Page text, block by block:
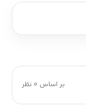
بر اساس 0 نظر